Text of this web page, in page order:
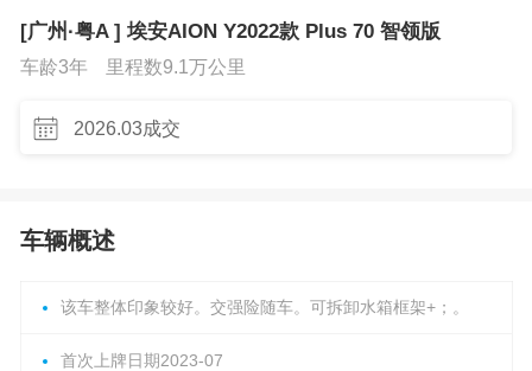
[广州·粤A ] 埃安AION Y2022款 Plus 70 智领版
车龄3年 里程数9.1万公里
2026.03成交
车辆概述
该车整体印象较好。交强险随车。可拆卸水箱框架+；。
首次上牌日期2023-07